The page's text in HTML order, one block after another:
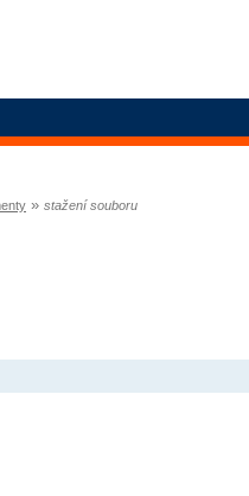
» stažení souboru